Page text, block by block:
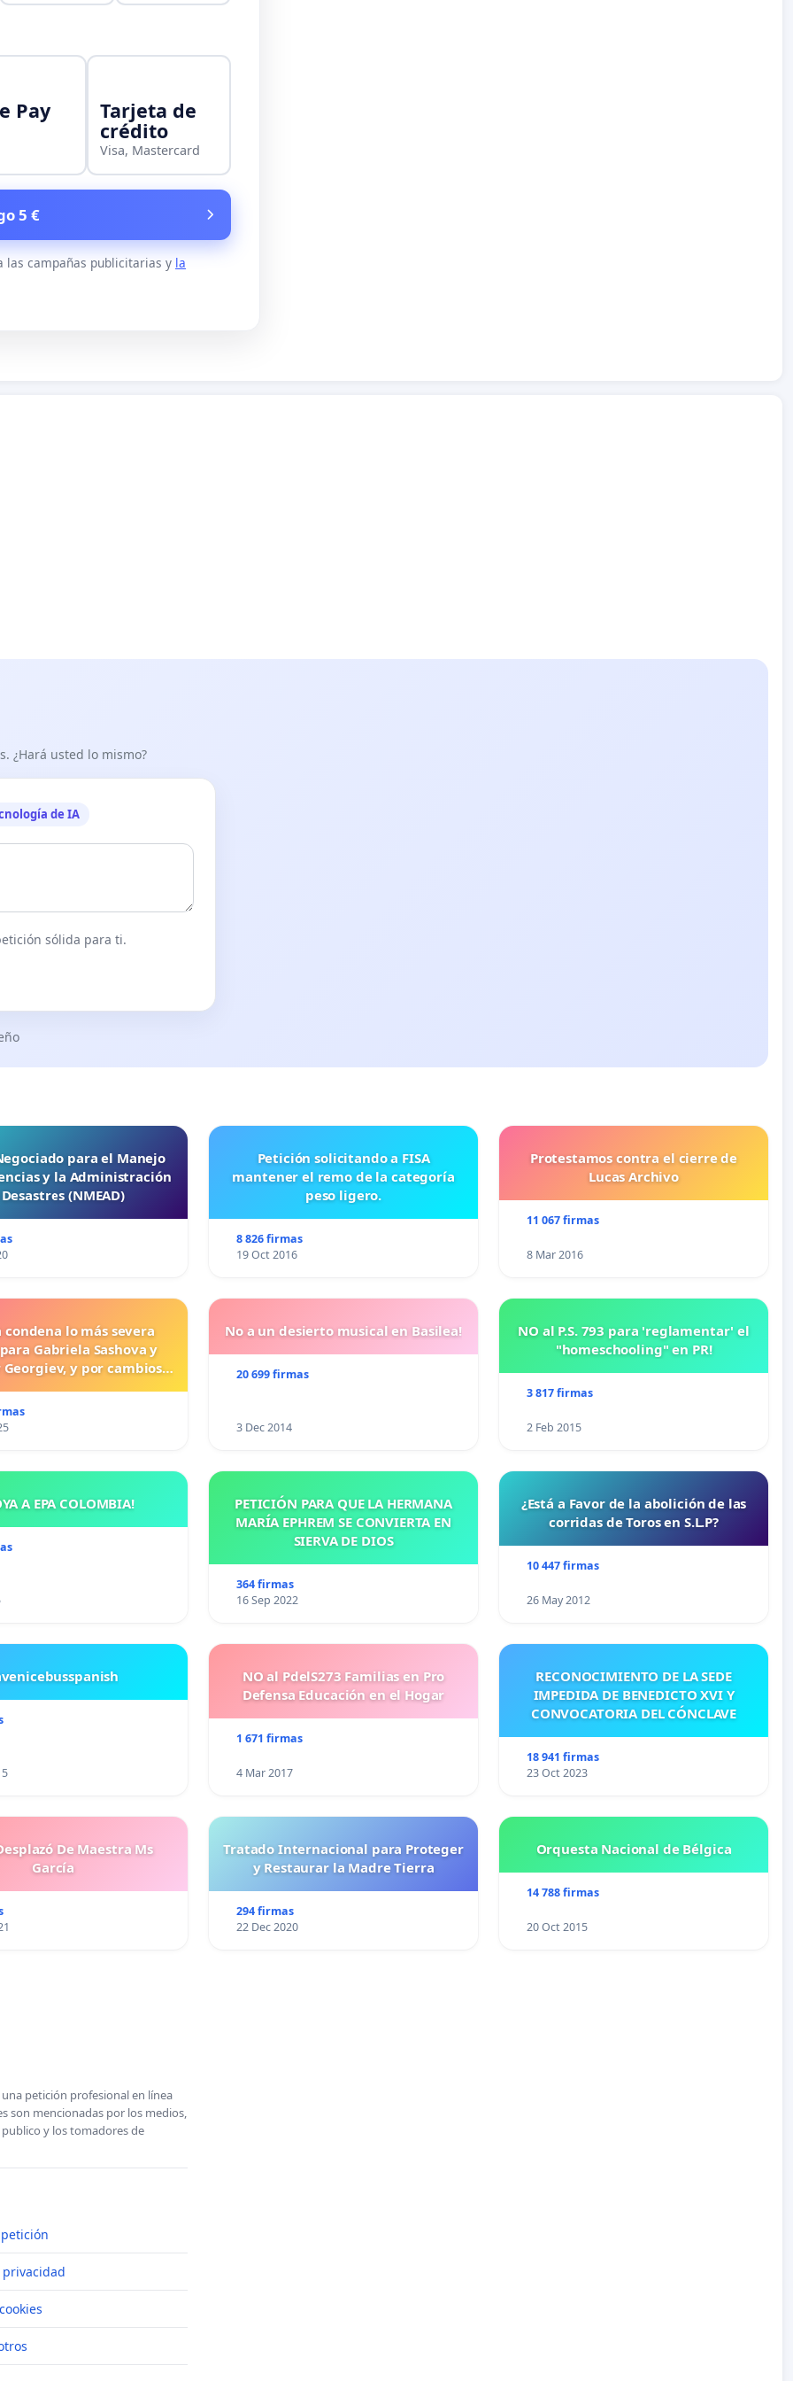
Pay Tarjeta de
crédito
Visa, Mastercard
5 €
las campañas publicitarias y la
¿Hará usted lo mismo?
de IA
sólida para ti.
para el Manejo
y la Administración
(NMEAD)
Petición solicitando a FISA
mantener el remo de la categoría
peso ligero.
8 826 firmas
19 Oct 2016
Protestamos contra el cierre de
Lucas Archivo
11 067 firmas
8 Mar 2016
condena lo más severa
Gabriela Sashova y
y por cambios
para los crímenes
contra los animales.
No a un desierto musical en Basilea!
20 699 firmas
3 Dec 2014
NO al P.S. 793 para 'reglamentar' el
"homeschooling" en PR!
3 817 firmas
2 Feb 2015
A EPA COLOMBIA!
PETICIÓN PARA QUE LA HERMANA
MARÍA EPHREM SE CONVIERTA EN
SIERVA DE DIOS
364 firmas
16 Sep 2022
¿Está a Favor de la abolición de las
corridas de Toros en S.L.P?
10 447 firmas
26 May 2012
NO al PdelS273 Familias en Pro
Defensa Educación en el Hogar
1 671 firmas
4 Mar 2017
RECONOCIMIENTO DE LA SEDE
IMPEDIDA DE BENEDICTO XVI Y
CONVOCATORIA DEL CÓNCLAVE
18 941 firmas
23 Oct 2023
De Maestra Ms
García
Tratado Internacional para Proteger
y Restaurar la Madre Tierra
294 firmas
22 Dec 2020
Orquesta Nacional de Bélgica
14 788 firmas
20 Oct 2015
petición profesional en línea
son mencionadas por los medios,
y los tomadores de